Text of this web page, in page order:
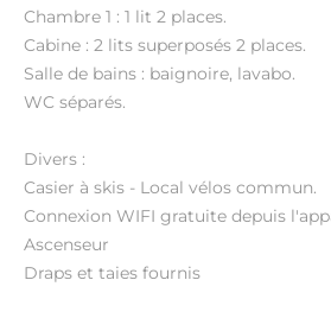
Chambre 1 : 1 lit 2 places.
Cabine : 2 lits superposés 2 places.
Salle de bains : baignoire, lavabo.
WC séparés.
Divers :
Casier à skis - Local vélos commun.
Connexion WIFI gratuite depuis
Ascenseur
Draps et taies fournis